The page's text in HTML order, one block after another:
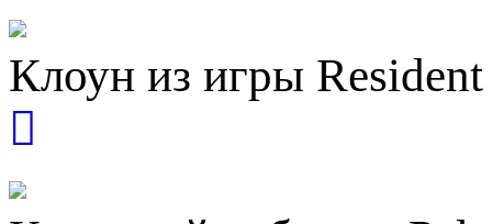
Клоун из игры